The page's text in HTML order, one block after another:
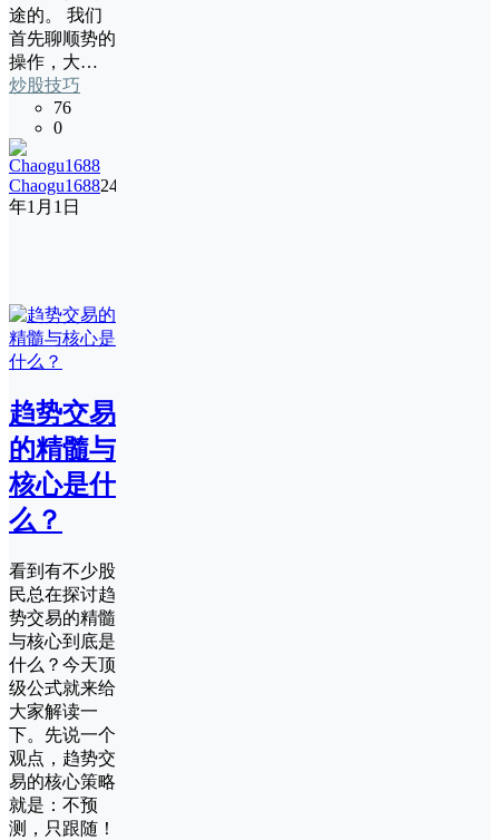
途的。 我们
首先聊顺势的
操作，大…
炒股技巧
76
0
Chaogu168824
年1月1日
趋势交易
的精髓与
核心是什
么？
看到有不少股
民总在探讨趋
势交易的精髓
与核心到底是
什么？今天顶
级公式就来给
大家解读一
下。先说一个
观点，趋势交
易的核心策略
就是：不预
测，只跟随！